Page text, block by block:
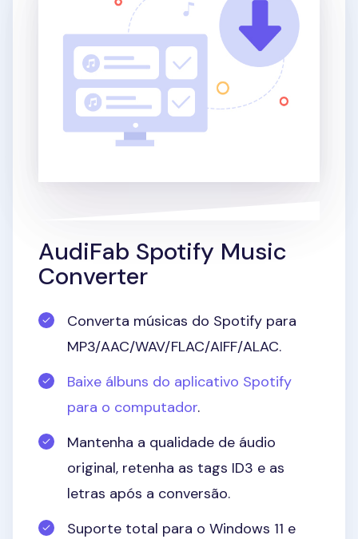
AudiFab Spotify Music
Converter
Converta músicas do Spotify para
MP3/AAC/WAV/FLAC/AIFF/ALAC.
Baixe álbuns do aplicativo Spotify
para o computador.
Mantenha a qualidade de áudio
original, retenha as tags ID3 e as
letras após a conversão.
Suporte total para o Windows 11 e